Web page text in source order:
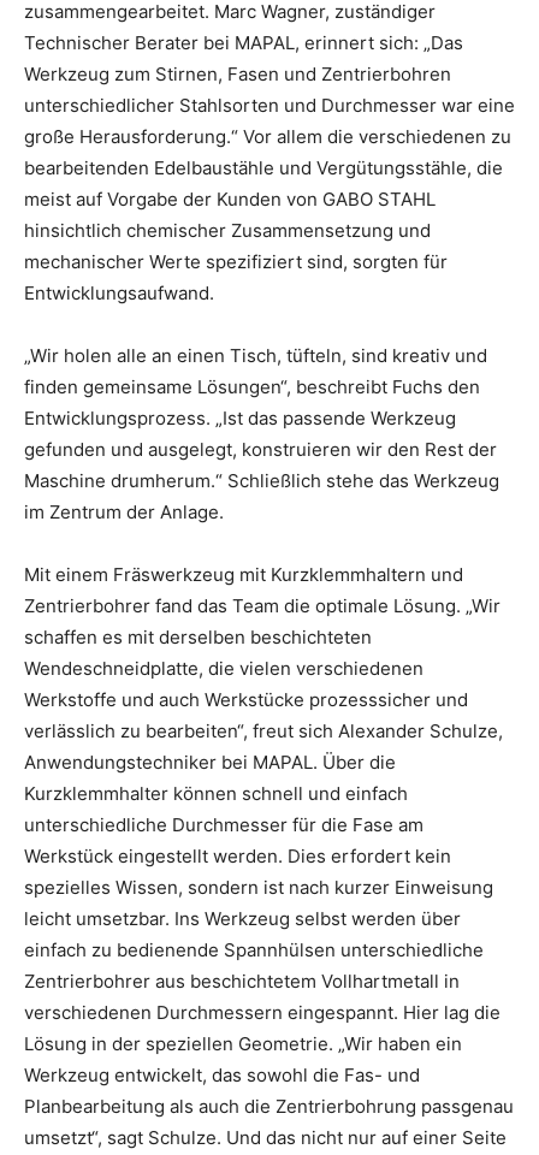
zusammengearbeitet. Marc Wagner, zuständiger
Technischer Berater bei MAPAL, erinnert sich: „Das
Werkzeug zum Stirnen, Fasen und Zentrierbohren
unterschiedlicher Stahlsorten und Durchmesser war eine
große Herausforderung.“ Vor allem die verschiedenen zu
bearbeitenden Edelbaustähle und Vergütungsstähle, die
meist auf Vorgabe der Kunden von GABO STAHL
hinsichtlich chemischer Zusammensetzung und
mechanischer Werte spezifiziert sind, sorgten für
Entwicklungsaufwand.
„Wir holen alle an einen Tisch, tüfteln, sind kreativ und
finden gemeinsame Lösungen“, beschreibt Fuchs den
Entwicklungsprozess. „Ist das passende Werkzeug
gefunden und ausgelegt, konstruieren wir den Rest der
Maschine drumherum.“ Schließlich stehe das Werkzeug
im Zentrum der Anlage.
Mit einem Fräswerkzeug mit Kurzklemmhaltern und
Zentrierbohrer fand das Team die optimale Lösung. „Wir
schaffen es mit derselben beschichteten
Wendeschneidplatte, die vielen verschiedenen
Werkstoffe und auch Werkstücke prozesssicher und
verlässlich zu bearbeiten“, freut sich Alexander Schulze,
Anwendungstechniker bei MAPAL. Über die
Kurzklemmhalter können schnell und einfach
unterschiedliche Durchmesser für die Fase am
Werkstück eingestellt werden. Dies erfordert kein
spezielles Wissen, sondern ist nach kurzer Einweisung
leicht umsetzbar. Ins Werkzeug selbst werden über
einfach zu bedienende Spannhülsen unterschiedliche
Zentrierbohrer aus beschichtetem Vollhartmetall in
verschiedenen Durchmessern eingespannt. Hier lag die
Lösung in der speziellen Geometrie. „Wir haben ein
Werkzeug entwickelt, das sowohl die Fas- und
Planbearbeitung als auch die Zentrierbohrung passgenau
umsetzt“, sagt Schulze. Und das nicht nur auf einer Seite